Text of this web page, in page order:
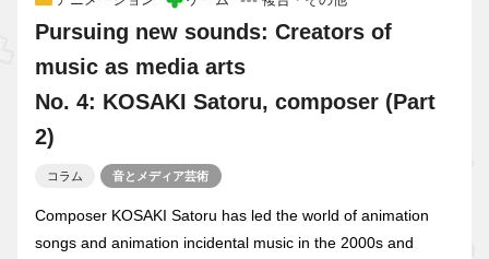
Pursuing new sounds: Creators of
music as media arts
No. 4: KOSAKI Satoru, composer (Part
2)
コラム 音とメディア芸術
Composer KOSAKI Satoru has led the world of animation
songs and animation incidental music in the 2000s and